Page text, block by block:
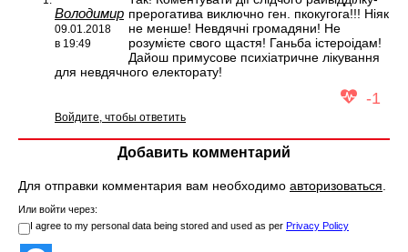
Володимир
09.01.2018
в 19:49
прерогатива виключно ген. пкокугога!!! Ніяк
не менше! Невдячні громадяни! Не
розумієте свого щастя! Ганьба істероідам!
Дайош примусове психіатричне лікування
для невдячного електорату!
-1
Войдите, чтобы ответить
Добавить комментарий
Для отправки комментария вам необходимо авторизоваться.
Или войти через:
I agree to my personal data being stored and used as per Privacy Policy